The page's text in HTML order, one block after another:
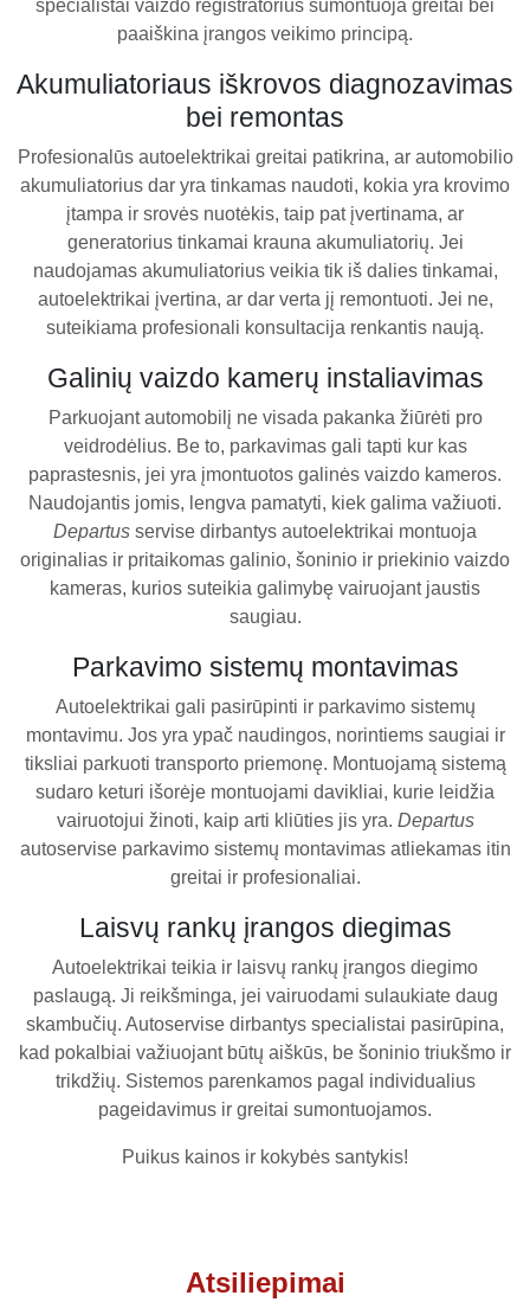
specialistai vaizdo registratorius sumontuoja greitai bei
paaiškina įrangos veikimo principą.
Akumuliatoriaus iškrovos diagnozavimas
bei remontas
Profesionalūs autoelektrikai greitai patikrina, ar automobilio
akumuliatorius dar yra tinkamas naudoti, kokia yra krovimo
įtampa ir srovės nuotėkis, taip pat įvertinama, ar
generatorius tinkamai krauna akumuliatorių. Jei
naudojamas akumuliatorius veikia tik iš dalies tinkamai,
autoelektrikai įvertina, ar dar verta jį remontuoti. Jei ne,
suteikiama profesionali konsultacija renkantis naują.
Galinių vaizdo kamerų instaliavimas
Parkuojant automobilį ne visada pakanka žiūrėti pro
veidrodėlius. Be to, parkavimas gali tapti kur kas
paprastesnis, jei yra įmontuotos galinės vaizdo kameros.
Naudojantis jomis, lengva pamatyti, kiek galima važiuoti.
Departus servise dirbantys autoelektrikai montuoja
originalias ir pritaikomas galinio, šoninio ir priekinio vaizdo
kameras, kurios suteikia galimybę vairuojant jaustis
saugiau.
Parkavimo sistemų montavimas
Autoelektrikai gali pasirūpinti ir parkavimo sistemų
montavimu. Jos yra ypač naudingos, norintiems saugiai ir
tiksliai parkuoti transporto priemonę. Montuojamą sistemą
sudaro keturi išorėje montuojami davikliai, kurie leidžia
vairuotojui žinoti, kaip arti kliūties jis yra. Departus
autoservise parkavimo sistemų montavimas atliekamas itin
greitai ir profesionaliai.
Laisvų rankų įrangos diegimas
Autoelektrikai teikia ir laisvų rankų įrangos diegimo
paslaugą. Ji reikšminga, jei vairuodami sulaukiate daug
skambučių. Autoservise dirbantys specialistai pasirūpina,
kad pokalbiai važiuojant būtų aiškūs, be šoninio triukšmo ir
trikdžių. Sistemos parenkamos pagal individualius
pageidavimus ir greitai sumontuojamos.
Puikus kainos ir kokybės santykis!
Atsiliepimai